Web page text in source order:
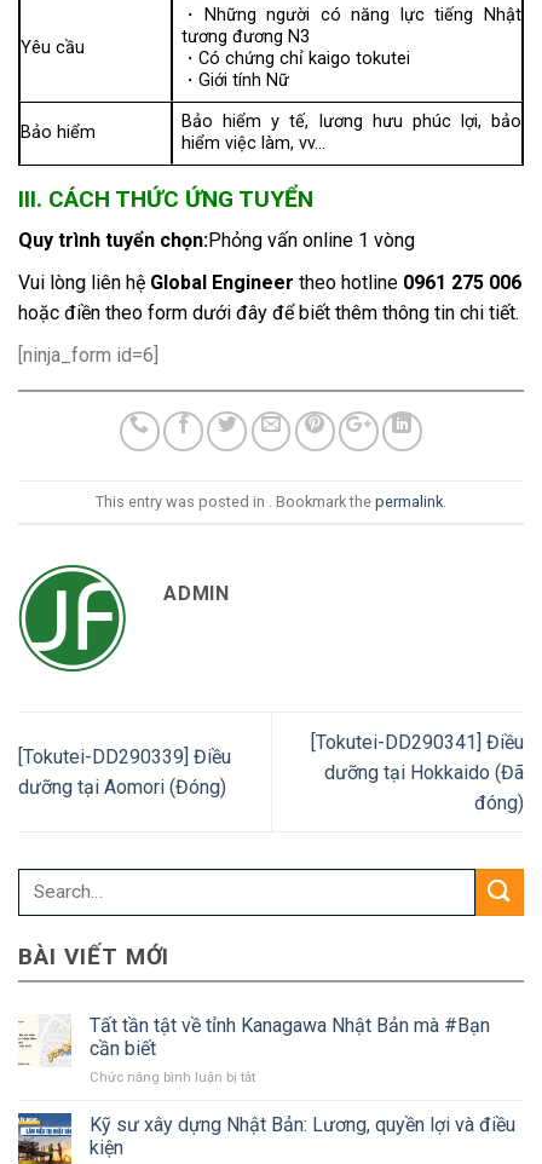
Yêu cầu
・Những người có năng lực tiếng Nhật
tương đương N3
・Có chứng chỉ kaigo tokutei
・Giới tính Nữ
Bảo hiểm
Bảo hiểm y tế, lương hưu phúc lợi, bảo
hiểm việc làm, vv…
III. CÁCH THỨC ỨNG TUYỂN
Quy trình tuyển chọn:Phỏng vấn online 1 vòng
Vui lòng liên hệ Global Engineer theo hotline 0961 275 006
hoặc điền theo form dưới đây để biết thêm thông tin chi tiết.
[ninja_form id=6]
This entry was posted in . Bookmark the permalink
ADMIN
[Tokutei-DD290339] Điều
dưỡng tại Aomori (Đóng)
[Tokutei-DD290341] Điều
dưỡng tại Hokkaido (Đã
đóng)
BÀI VIẾT MỚI
Tất tần tật về tỉnh Kanagawa Nhật Bản mà #Bạn
cần biết
Chức năng bình luận bị tắtở
tần
tật
Kỹ sư xây dựng Nhật Bản: Lương, quyền lợi và điều
kiện